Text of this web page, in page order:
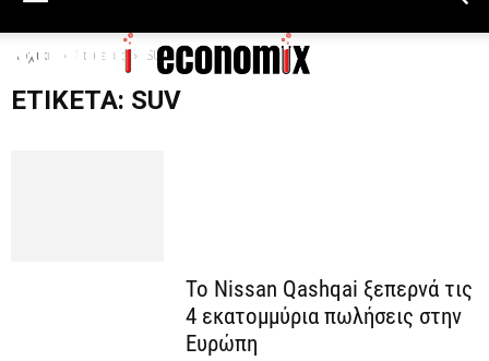
Αρχική Ετικέτες SUV
ΕΤΙΚΈΤΑ: SUV
Το Nissan Qashqai ξεπερνά τις
4 εκατομμύρια πωλήσεις στην
Ευρώπη